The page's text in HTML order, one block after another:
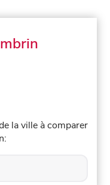
la ville à comparer